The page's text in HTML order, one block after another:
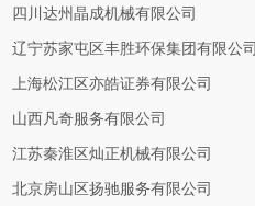
四川达州晶成机械有限公司
辽宁苏家屯区丰胜环保集团有限公司
上海松江区亦皓证券有限公司
山西凡奇服务有限公司
江苏秦淮区灿正机械有限公司
北京房山区扬驰服务有限公司